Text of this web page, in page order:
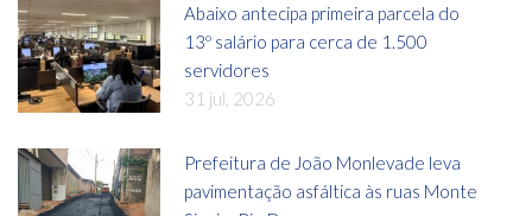
Abaixo antecipa primeira parcela do
13º salário para cerca de 1.500
servidores
31 jul, 2026
Prefeitura de João Monlevade leva
pavimentação asfáltica às ruas Monte